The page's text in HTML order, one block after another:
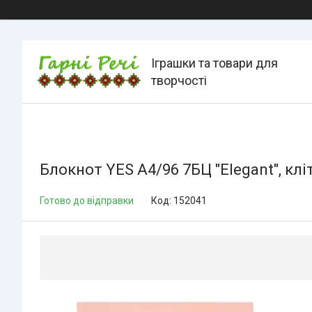
Іграшки та товари для
творчості
Блокнот YES А4/96 7БЦ "Elegant",
Готово до відправки Код: 152041